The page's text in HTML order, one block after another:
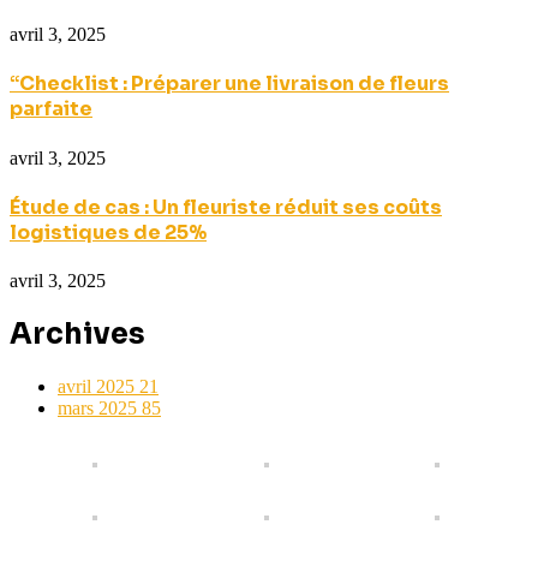
avril 3, 2025
“Checklist : Préparer une livraison de fleurs
parfaite
avril 3, 2025
Étude de cas : Un fleuriste réduit ses coûts
logistiques de 25%
avril 3, 2025
Archives
avril 2025 21
mars 2025 85